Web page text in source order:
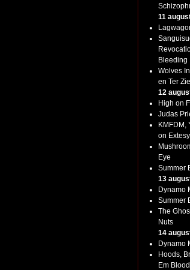
11
Bleeding
Wolves
en Ter
12
High on
Judas
KMFDM,
on Extesy
Eye
Summer
13
Dynamo
Summer
The
Nuts
14
Dynamo
Hoods,
Em